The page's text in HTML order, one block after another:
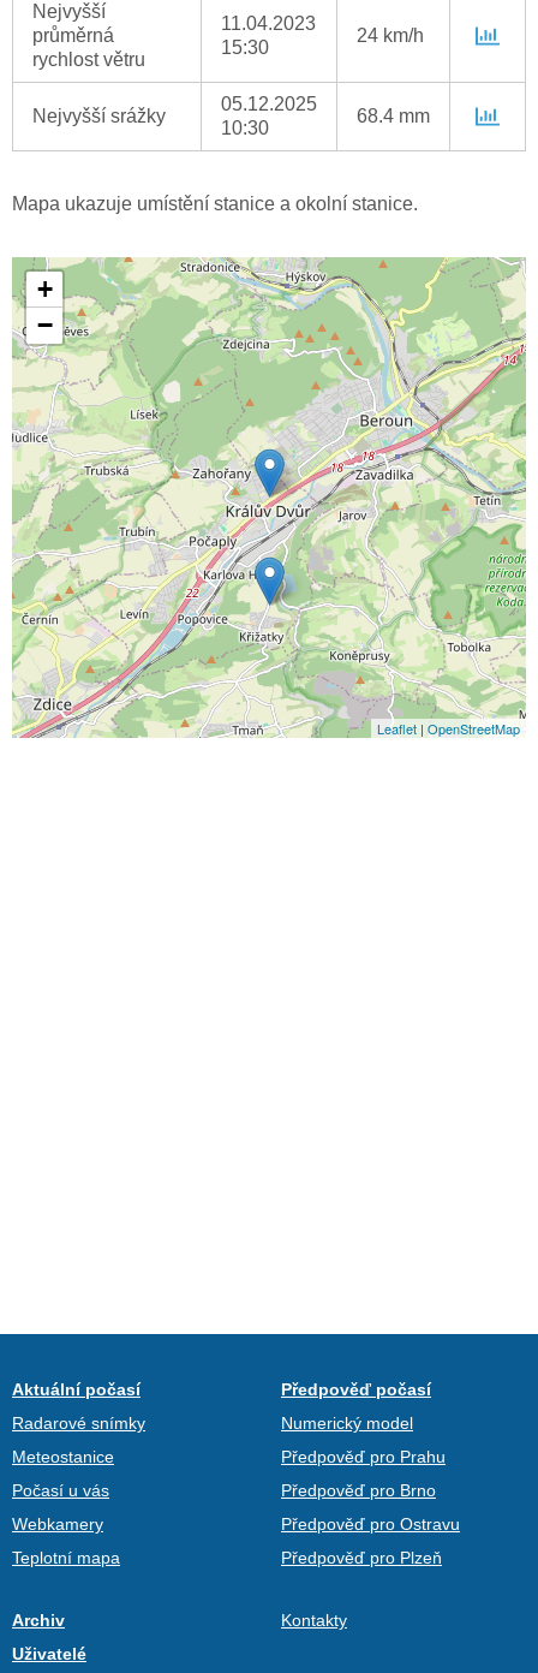
Nejvyšší
průměrná
rychlost větru
11.04.2023
15:30
24 km/h
Nejvyšší srážky
05.12.2025
10:30
68.4 mm
Mapa ukazuje umístění stanice a okolní stanice.
+
−
Leaflet | OpenStreetMap
Aktuální počasí
Radarové snímky
Meteostanice
Počasí u vás
Webkamery
Teplotní mapa
Předpověď počasí
Numerický model
Předpověď pro Prahu
Předpověď pro Brno
Předpověď pro Ostravu
Předpověď pro Plzeň
Archiv
Uživatelé
Kontakty